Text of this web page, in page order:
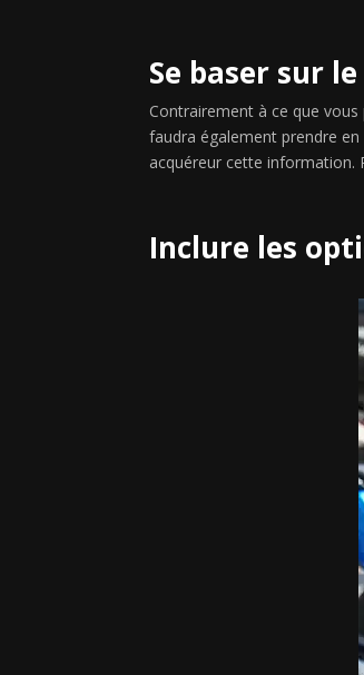
Se baser sur
Contrairement à ce que vous
faudra également prendre
acquéreur cette information.
Inclure les